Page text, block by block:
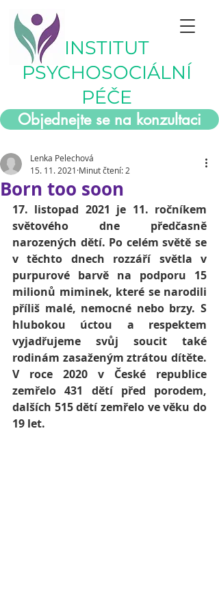
INSTITUT
PSYCHOSOCIÁLNÍ
PÉČE
Objednejte se na konzultaci
Born too soon
Lenka Pelechová
15. 11. 2021 Minut čtení: 2
17. listopad 2021 je 11. ročníkem
světového dne předčasně
narozených dětí. Po celém světě se
v těchto dnech rozzáří světla v
purpurové barvě na podporu 15
milionů miminek, které se narodili
příliš malé, nemocné nebo brzy. S
hlubokou úctou a respektem
vyjadřujeme svůj soucit také
rodinám zasaženým ztrátou dítěte.
V roce 2020 v České republice
zemřelo 431 dětí před porodem,
dalších 515 dětí zemřelo ve věku do
19 let.